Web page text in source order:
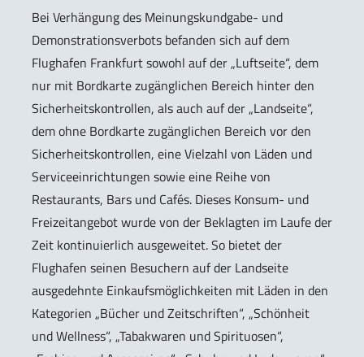
Bei Verhängung des Meinungskundgabe- und
Demonstrationsverbots befanden sich auf dem
Flughafen Frankfurt sowohl auf der „Luftseite“, dem
nur mit Bordkarte zugänglichen Bereich hinter den
Sicherheitskontrollen, als auch auf der „Landseite“,
dem ohne Bordkarte zugänglichen Bereich vor den
Sicherheitskontrollen, eine Vielzahl von Läden und
Serviceeinrichtungen sowie eine Reihe von
Restaurants, Bars und Cafés. Dieses Konsum- und
Freizeitangebot wurde von der Beklagten im Laufe der
Zeit kontinuierlich ausgeweitet. So bietet der
Flughafen seinen Besuchern auf der Landseite
ausgedehnte Einkaufsmöglichkeiten mit Läden in den
Kategorien „Bücher und Zeitschriften“, „Schönheit
und Wellness“, „Tabakwaren und Spirituosen“,